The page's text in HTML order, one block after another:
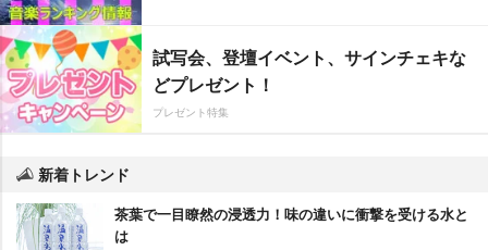
試写会、登壇イベント、サインチェキな
どプレゼント！
プレゼント特集
新着トレンド
茶葉で一目瞭然の浸透力！味の違いに衝撃を受ける水と
は